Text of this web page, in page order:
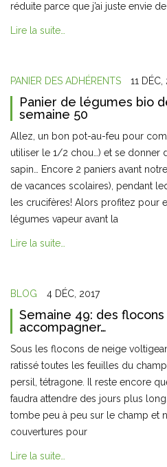
réduite parce que j’ai juste envie
Lire la suite…
PANIER DES ADHÉRENTS 11 DÉC,
Panier de légumes bio
semaine 50
Allez, un bon pot-au-feu pour
utiliser le 1/2 chou…) et se donner
sapin… Encore 2 paniers avant
de vacances scolaires), pendant
les crucifères! Alors profitez pour
légumes vapeur avant la
Lire la suite…
BLOG 4 DÉC, 2017
Semaine 49: des flocons
accompagner…
Sous les flocons de neige
ratissé toutes les feuilles du
persil, tétragone. Il reste encore
faudra attendre des jours plus
tombe peu à peu sur le champ et
couvertures pour
Lire la suite…